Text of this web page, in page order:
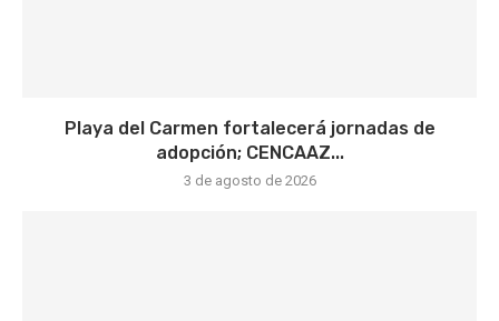
Playa del Carmen fortalecerá jornadas de
adopción; CENCAAZ...
3 de agosto de 2026